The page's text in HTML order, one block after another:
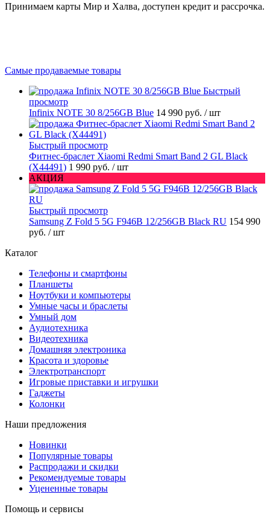
Принимаем карты Мир и Халва, доступен кредит и рассрочка.
Самые продаваемые товары
Быстрый
просмотр
Infinix NOTE 30 8/256GB Blue 14 990 руб. / шт
Быстрый просмотр
Фитнес-браслет Xiaomi Redmi Smart Band 2 GL Black
(X44491) 1 990 руб. / шт
АКЦИЯ
Быстрый просмотр
Samsung Z Fold 5 5G F946B 12/256GB Black RU 154 990
руб. / шт
Каталог
Телефоны и смартфоны
Планшеты
Ноутбуки и компьютеры
Умные часы и браслеты
Умный дом
Аудиотехника
Видеотехника
Домашняя электроника
Красота и здоровье
Электротранспорт
Игровые приставки и игрушки
Гаджеты
Колонки
Наши предложения
Новинки
Популярные товары
Распродажи и скидки
Рекомендуемые товары
Уцененные товары
Помощь и сервисы